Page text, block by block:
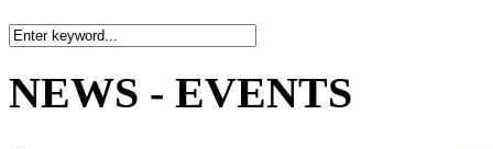
NEWS - EVENTS